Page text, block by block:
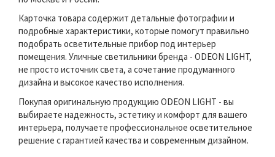
Карточка товара содержит детальные фотографии и
подробные характеристики, которые помогут правильно
подобрать осветительные прибор под интерьер
помещения. Уличные светильники бренда - ODEON LIGHT,
не просто источник света, а сочетание продуманного
дизайна и высокое качество исполнения.
Покупая оригинальную продукцию ODEON LIGHT - вы
выбираете надежность, эстетику и комфорт для вашего
интерьера, получаете профессиональное осветительное
решение с гарантией качества и современным дизайном.